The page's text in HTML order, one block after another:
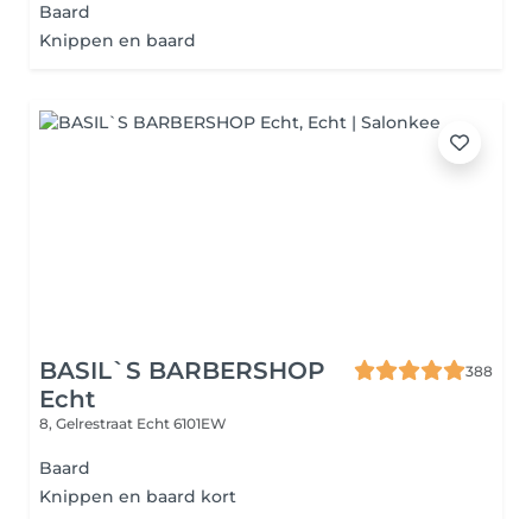
Baard
Knippen en baard
BASIL`S BARBERSHOP
Echt
388
8, Gelrestraat Echt 6101EW
Baard
Knippen en baard kort